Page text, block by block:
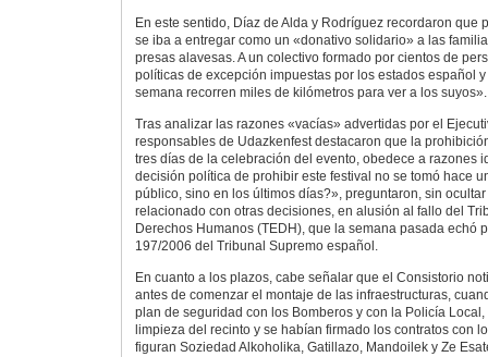
En este sentido, Díaz de Alda y Rodríguez recordaron que
se iba a entregar como un «donativo solidario» a las
presas alavesas. A un colectivo formado por cientos de
políticas de excepción impuestas por los estados español
semana recorren miles de kilómetros para ver a los suyos».
Tras analizar las razones «vacías» advertidas por el
responsables de Udazkenfest destacaron que la
tres días de la celebración del evento, obedece a razones
decisión política de prohibir este festival no se tomó hace
público, sino en los últimos días?», preguntaron, sin
relacionado con otras decisiones, en alusión al fallo del
Derechos Humanos (TEDH), que la semana pasada echó
197/2006 del Tribunal Supremo español.
En cuanto a los plazos, cabe señalar que el Consistorio
antes de comenzar el montaje de las infraestructuras,
plan de seguridad con los Bomberos y con la Policía
limpieza del recinto y se habían firmado los contratos con
figuran Soziedad Alkoholika, Gatillazo, Mandoilek y Ze